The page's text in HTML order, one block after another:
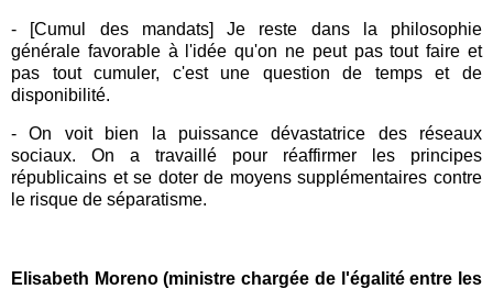
- [Cumul des mandats] Je reste dans la philosophie
générale favorable à l'idée qu'on ne peut pas tout faire et
pas tout cumuler, c'est une question de temps et de
disponibilité.
-On voit bien la puissance dévastatrice des réseaux
sociaux. On a travaillé pour réaffirmer les principes
républicains et se doter de moyens supplémentaires contre
le risque de séparatisme.
Elisabeth Moreno (ministre chargée de l'égalité entre les